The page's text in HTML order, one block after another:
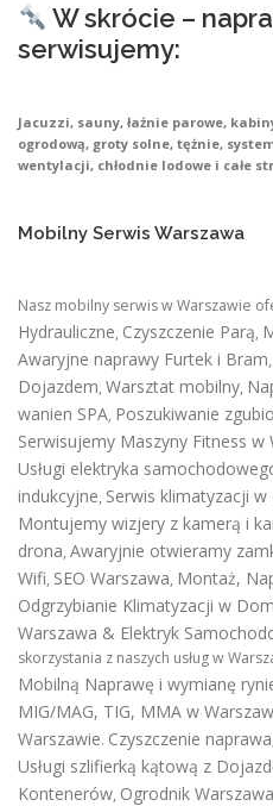
W skrócie –
serwisujemy:
Jacuzzi, sauny, łaźnie parowe,
ogrodową, groty solne, tężnie,
wentylacji, chłodnie lodowe i całe
Mobilny Serwis Warszawa
Nasz mobilny serwis w Warszawie
Hydrauliczne, Czyszczenie Parą,
Awaryjne naprawy Furtek i Bram,
Dojazdem, Warsztat mobilny,
wanien SPA, Poszukiwanie
Serwisujemy Maszyny Fitness w
Usługi elektryka
indukcyjne, Serwis klimatyzacji w
Montujemy wizjery z kamerą i
drona, Awaryjnie otwieramy
Wifi, SEO Warszawa, Montaż,
Odgrzybianie Klimatyzacji w
Warszawa & Elektryk
skorzystania z naszych usług w
Mobilną Naprawę i wymianę
MIG/MAG, TIG, MMA w
Warszawie. Czyszczenie
Usługi szlifierką kątową z
Kontenerów, Ogrodnik Warszawa